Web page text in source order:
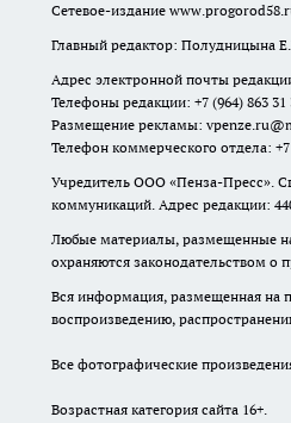
Сетевое-издание
Главный редактор: Полудницына
Адрес электронной почты
Телефоны редакции: +7 (964) 863 31
Размещение рекламы:
Телефон коммерческого отдела: +7
Учредитель ООО «Пенза-Пресс».
коммуникаций. Адрес редакции:
Любые материалы, размещенные
охраняются законодательством о
Вся информация, размещенная на
воспроизведению,
Все фотографические
Возрастная категория сайта 16+.